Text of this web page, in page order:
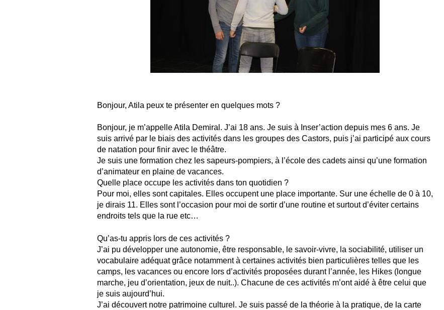
Bonjour, Atila peux te présenter en quelques mots ?
Bonjour, je m’appelle Atila Demiral. J’ai 18 ans. Je suis à Inser’action depuis mes 6 ans. Je
suis arrivé par le biais des activités dans les groupes des Castors, puis j’ai participé aux cours
de natation pour finir avec le théâtre.
Je suis une formation chez les sapeurs-pompiers, à l’école des cadets ainsi qu’une formation
d’animateur en plaine de vacances.
Quelle place occupe les activités dans ton quotidien ?
Pour moi, elles sont capitales. Elles occupent une place importante. Sur une échelle de 0 à 10,
je dirais 11. Elles sont l’occasion pour moi de sortir d’une routine et surtout d’éviter certains
endroits tels que la rue etc…
Qu’as-tu appris lors de ces activités ?
J’ai pu développer une autonomie, être responsable, le savoir-vivre, la sociabilité, utiliser un
vocabulaire adéquat grâce notamment à certaines activités bien particulières telles que les
camps, les vacances ou encore lors d’activités proposées durant l’année, les Hikes (longue
marche, jeu d’orientation, jeux de nuit..). Chacune de ces activités m’ont aidé à être celui que
je suis aujourd’hui.
J’ai découvert notre patrimoine culturel. Je suis passé de la théorie à la pratique, de la carte